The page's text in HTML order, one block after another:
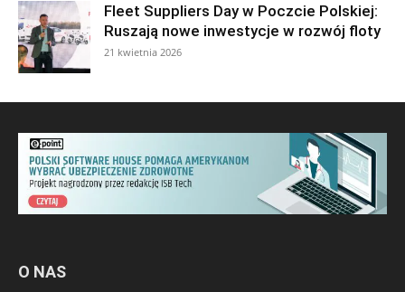
Fleet Suppliers Day w Poczcie Polskiej:
Ruszają nowe inwestycje w rozwój floty
21 kwietnia 2026
O NAS